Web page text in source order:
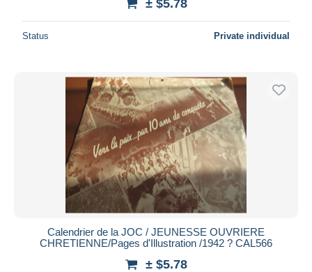
± $5.78
Status Private individual
Calendrier de la JOC / JEUNESSE OUVRIERE
CHRETIENNE/Pages d'Illustration /1942 ? CAL566
± $5.78